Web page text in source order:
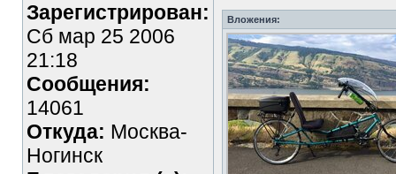
Зарегистрирован:
Сб мар 25 2006
21:18
Сообщения:
14061
Откуда: Москва-
Ногинск
Вложения: